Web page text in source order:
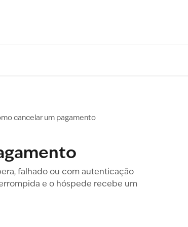
cancelar um pagamento
falhado ou com autenticação
e o hóspede recebe um